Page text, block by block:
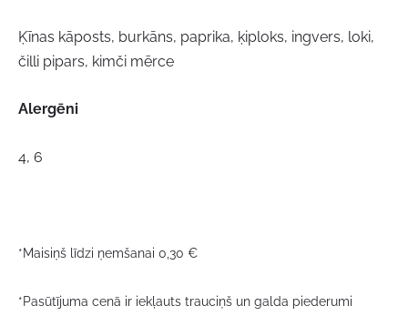
Ķīnas kāposts, burkāns, paprika, ķiploks, ingvers, loki,
čilli pipars, kimči mērce
Alergēni
4, 6
*Maisiņš līdzi ņemšanai 0,30 €
*Pasūtījuma cenā ir iekļauts trauciņš un galda piederumi